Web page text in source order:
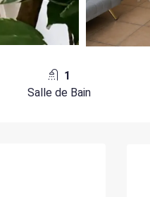
1
Salle de Bain